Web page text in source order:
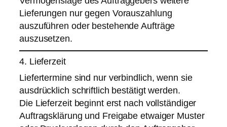
Lieferungen nur gegen Vorauszahlung
auszuführen oder bestehende Aufträge
auszusetzen.
4. Lieferzeit
Liefertermine sind nur verbindlich, wenn sie
ausdrücklich schriftlich bestätigt werden.
Die Lieferzeit beginnt erst nach vollständiger
Auftragsklärung und Freigabe etwaiger Muster